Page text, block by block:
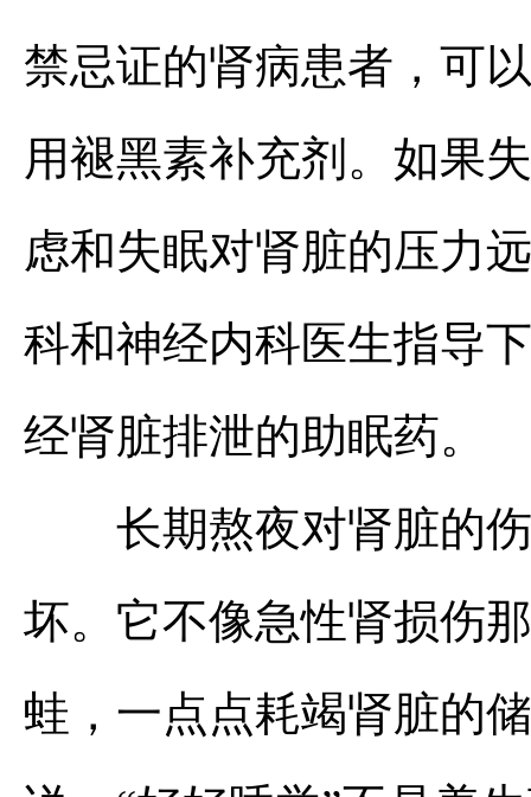
禁忌证的肾病患者，可
用褪黑素补充剂。如果
虑和失眠对肾脏的压力
科和神经内科医生指导
经肾脏排泄的助眠药。
长期熬夜对肾脏的伤
坏。它不像急性肾损伤
蛙，一点点耗竭肾脏的